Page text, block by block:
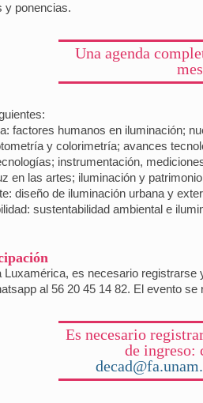
y ponencias.
Una agenda
factores humanos en iluminación;
y colorimetría; avances
instrumentación,
en las artes; iluminación y
diseño de iluminación urbana y
sustentabilidad ambiental e
Luxamérica, es necesario
al 56 20 45 14 82. El evento
Es necesario
de ingreso: